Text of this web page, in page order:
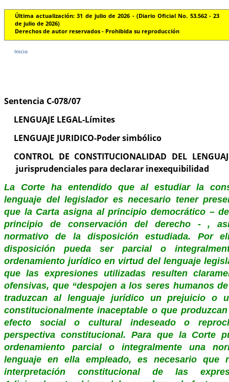
Última actualización: 31 de julio de 2026 - (Diario Oficial No. 53.562 - 23
de julio de 2026)
Derechos de autor reservados - Prohibida su reproducción
Inicio
Sentencia C-078/07
LENGUAJE LEGAL-Límites
LENGUAJE JURIDICO-Poder simbólico
CONTROL DE CONSTITUCIONALIDAD DEL
jurisprudenciales para declarar inexequibilidad
La Corte ha entendido que al estudiar la
lenguaje del legislador es necesario tener
que la Carta asigna al principio democrático –
principio de conservación del derecho - ,
normativo de la disposición estudiada. Por
disposición pueda ser parcial o
ordenamiento jurídico en virtud del lenguaje
que las expresiones utilizadas resulten
ofensivas, que “despojen a los seres humanos
traduzcan al lenguaje jurídico un prejuicio o
constitucionalmente inaceptable o que
efecto social o cultural indeseado o
perspectiva constitucional. Para que la Corte
ordenamiento parcial o integralmente una
lenguaje en ella empleado, es necesario que
interpretación constitucional de las